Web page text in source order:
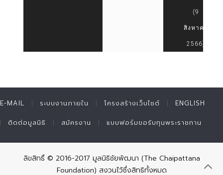
(9
สิงหาคม
2566)
E-MAIL ระบบงานภายใน โครงสร้างเว็บไซต์ ENGLISH
ติดต่อมูลนิธิ สมัครงาน แบบฟอร์มขอรับทุนพระราชทาน
ลิขสิทธิ์ © 2016-2017 มูลนิธิชัยพัฒนา (The Chaipattana
Foundation) สงวนไว้ซึ่งสิทธิทั้งหมด